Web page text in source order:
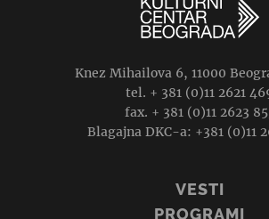
Knez Mihailova 6, 11000
tel. + 381 (0)11 2621
fax. + 381 (0)11 2623
Blagajna DKC-a: +381 (0)11
VESTI
PROGRAMI